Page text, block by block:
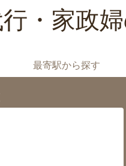
・家政
最寄駅から探す